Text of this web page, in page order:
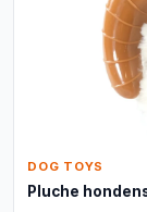
DOG TOYS
Pluche